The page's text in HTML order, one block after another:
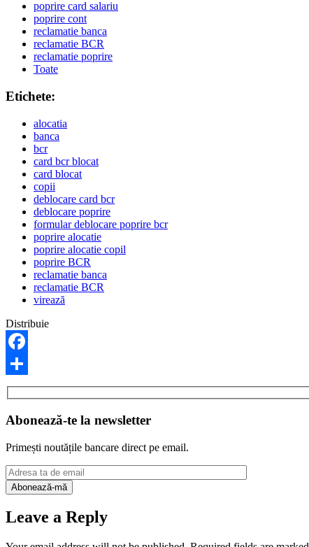
poprire card salariu
poprire cont
reclamatie banca
reclamatie BCR
reclamatie poprire
Toate
Etichete:
alocatia
banca
bcr
card bcr blocat
card blocat
copii
deblocare card bcr
deblocare poprire
formular deblocare poprire bcr
poprire alocatie
poprire alocatie copil
poprire BCR
reclamatie banca
reclamatie BCR
virează
Distribuie
Facebook
Share
Abonează-te la newsletter
Primești noutățile bancare direct pe email.
Leave a Reply